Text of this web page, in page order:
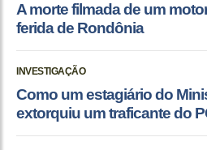
A morte filmada de um
ferida de Rondônia
INVESTIGAÇÃO
Como um estagiário do
extorquiu um traficante do